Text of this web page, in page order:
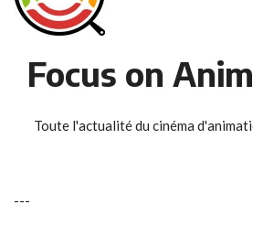
Focus on
Toute l'actualité du cinéma
---